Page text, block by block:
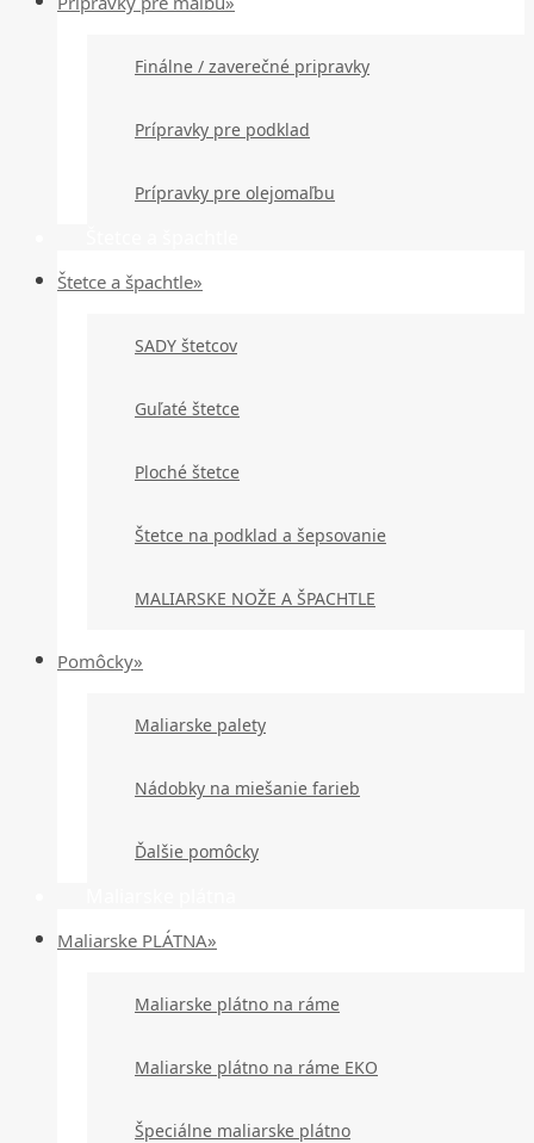
Finálne / zaverečné pripravky
Prípravky pre podklad
Prípravky pre olejomaľbu
Štetce a špachtle»
SADY štetcov
Guľaté štetce
Ploché štetce
Štetce na podklad a šepsovanie
MALIARSKE NOŽE A ŠPACHTLE
Pomôcky»
Maliarske palety
Nádobky na miešanie farieb
Ďalšie pomôcky
Maliarske PLÁTNA»
Maliarske plátno na ráme
Maliarske plátno na ráme EKO
Špeciálne maliarske plátno